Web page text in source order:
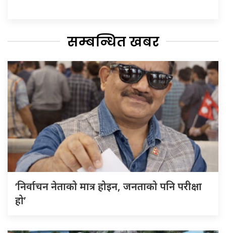
सम्बन्धित खबर
‘निर्वाचन नेताको मात्र होइन, जनताको पनि परीक्षा
हो’